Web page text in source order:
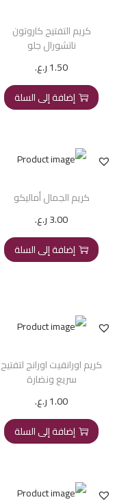
كريم التفتيح كاروتون
ناتشورال جلو
1.50ر.ع.
إضافة إلى السلة
كريم الجمال أماليكو
3.00ر.ع.
إضافة إلى السلة
كريم اورانفيت اورانج لتفتيح
سريع ونضارة
1.00ر.ع.
إضافة إلى السلة